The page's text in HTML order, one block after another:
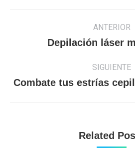
publicaciones
ANTERIOR
Depilación láser
SIGUIENTE
Combate tus estrías
Related